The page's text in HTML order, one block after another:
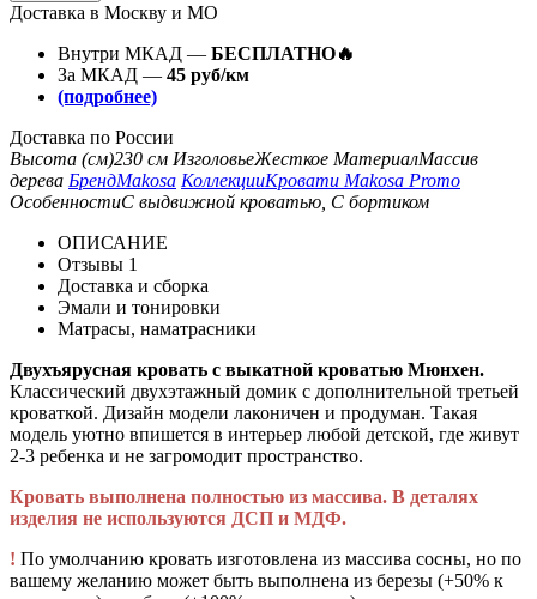
Доставка в Москву и МО
Внутри МКАД — БЕСПЛАТНО🔥
За МКАД — 45 руб/км
(подробнее)
Доставка по России
Высота (см)230 см ИзголовьеЖесткое МатериалМассив
дерева БрендMakosa КоллекцииКровати Makosa Promo
ОсобенностиС выдвижной кроватью, С бортиком
ОПИСАНИЕ
Отзывы 1
Доставка и сборка
Эмали и тонировки
Матрасы, наматрасники
Двухъярусная кровать с выкатной кроватью Мюнхен.
Классический двухэтажный домик с дополнительной третьей
кроваткой. Дизайн модели лаконичен и продуман. Такая
модель уютно впишется в интерьер любой детской, где живут
2-3 ребенка и не загромодит пространство.
Кровать выполнена полностью из массива. В деталях
изделия не используются ДСП и МДФ.
! По умолчанию кровать изготовлена из массива сосны, но по
вашему желанию может быть выполнена из березы (+50% к